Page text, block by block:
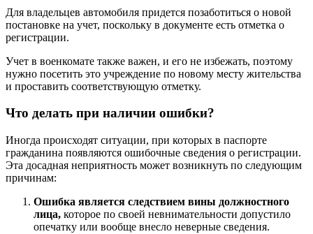
Для владельцев автомобиля придется позаботиться о новой
постановке на учет, поскольку в документе есть отметка о
регистрации.
Учет в военкомате также важен, и его не избежать, поэтому
нужно посетить это учреждение по новому месту жительства
и проставить соответствующую отметку.
Что делать при наличии ошибки?
Иногда происходят ситуации, при которых в паспорте
гражданина появляются ошибочные сведения о регистрации.
Эта досадная неприятность может возникнуть по следующим
причинам:
Ошибка является следствием вины должностного
лица, которое по своей невнимательности допустило
опечатку или вообще внесло неверные сведения.